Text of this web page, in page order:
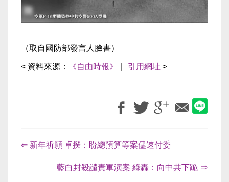
（取自國防部發言人臉書）
< 資料來源： 《自由時報》 引用網址 >
⇐ 新年祈願 卓揆：盼總預算等案儘速付委
藍白封殺譴責軍演案 綠轟：向中共下跪 ⇒